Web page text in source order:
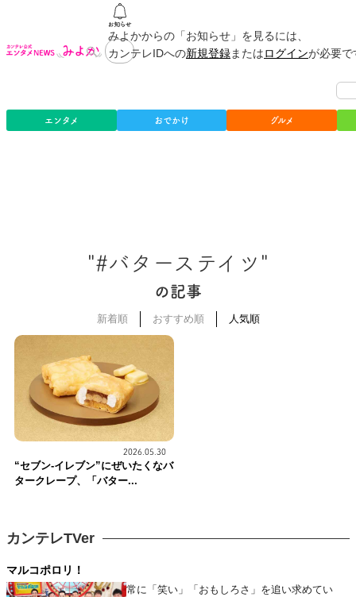
みよかからの「お知らせ」を見るには、
カンテレIDへの新規登録またはログインが必要
エンタメ おでかけ グルメ
"#バターステイツ"
の記事
新着順 おすすめ順 人気順
2026.05.30
“セブン-イレブン”にぜいたくなバ
タークレープ、「バター...
カンテレTVer
マルコポロリ！
常に「笑い」「おもしろさ」を追い求めてい